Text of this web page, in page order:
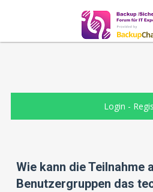
Login -
Wie kann die Teilnahme
Benutzergruppen das